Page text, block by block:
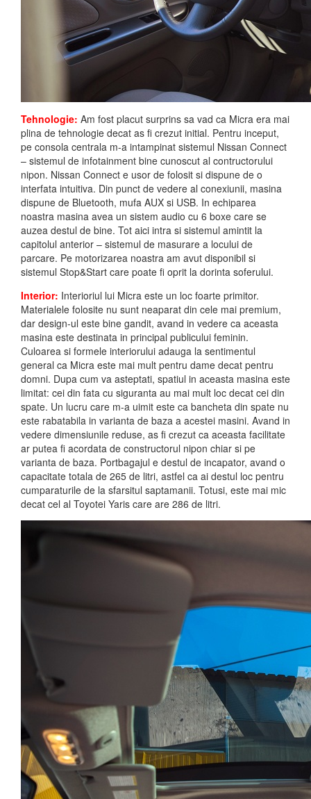
Tehnologie: Am fost placut surprins sa vad ca Micra era mai
plina de tehnologie decat as fi crezut initial. Pentru inceput,
pe consola centrala m-a intampinat sistemul Nissan Connect
– sistemul de infotainment bine cunoscut al contructorului
nipon. Nissan Connect e usor de folosit si dispune de o
interfata intuitiva. Din punct de vedere al conexiunii, masina
dispune de Bluetooth, mufa AUX si USB. In echiparea
noastra masina avea un sistem audio cu 6 boxe care se
auzea destul de bine. Tot aici intra si sistemul amintit la
capitolul anterior – sistemul de masurare a locului de
parcare. Pe motorizarea noastra am avut disponibil si
sistemul Stop&Start care poate fi oprit la dorinta soferului.
Interior: Interioriul lui Micra este un loc foarte primitor.
Materialele folosite nu sunt neaparat din cele mai premium,
dar design-ul este bine gandit, avand in vedere ca aceasta
masina este destinata in principal publicului feminin.
Culoarea si formele interiorului adauga la sentimentul
general ca Micra este mai mult pentru dame decat pentru
domni. Dupa cum va asteptati, spatiul in aceasta masina este
limitat: cei din fata cu siguranta au mai mult loc decat cei din
spate. Un lucru care m-a uimit este ca bancheta din spate nu
este rabatabila in varianta de baza a acestei masini. Avand in
vedere dimensiunile reduse, as fi crezut ca aceasta facilitate
ar putea fi acordata de constructorul nipon chiar si pe
varianta de baza. Portbagajul e destul de incapator, avand o
capacitate totala de 265 de litri, astfel ca ai destul loc pentru
cumparaturile de la sfarsitul saptamanii. Totusi, este mai mic
decat cel al Toyotei Yaris care are 286 de litri.